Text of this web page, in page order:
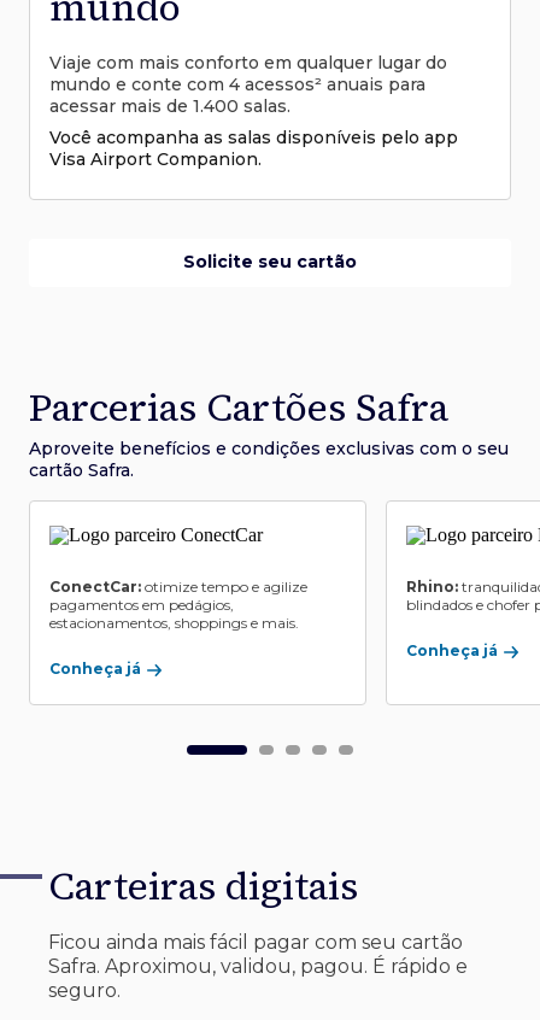
Viaje com mais conforto em qualquer lugar do
mundo e conte com 4 acessos² anuais para
acessar mais de 1.400 salas.
Você acompanha as salas disponíveis pelo app
Visa Airport Companion.
Solicite seu cartão
Parcerias Cartões Safra
Aproveite benefícios e condições exclusivas com o seu
cartão Safra.
ConectCar: otimize tempo e agilize
pagamentos em pedágios,
estacionamentos, shoppings e mais.
Conheça já
Rhino:
blindados e chofer
Conheça já
Carteiras digitais
Ficou ainda mais fácil pagar com seu cartão
Safra. Aproximou, validou, pagou. É rápido e
seguro.